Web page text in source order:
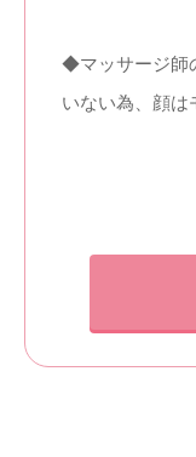
◆マッサージ師
いない為、顔